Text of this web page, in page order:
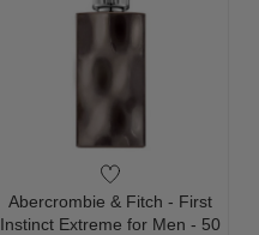
Abercrombie & Fitch - First
Instinct Extreme for Men - 50